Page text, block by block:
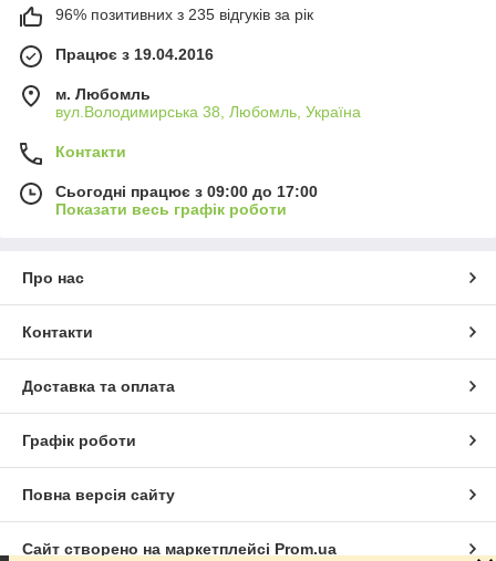
96% позитивних з 235 відгуків за рік
Працює з 19.04.2016
м. Любомль
вул.Володимирська 38, Любомль, Україна
Контакти
Сьогодні працює з 09:00 до 17:00
Показати весь графік роботи
Про нас
Контакти
Доставка та оплата
Графік роботи
Повна версія сайту
Сайт створено на маркетплейсі Prom.ua